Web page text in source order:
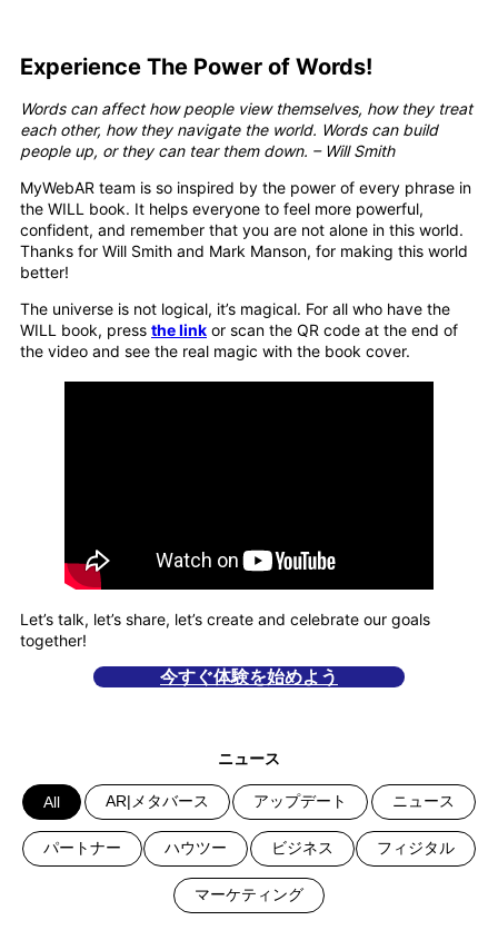
Experience The Power of Words!
Words can affect how people view themselves, how they treat
each other, how they navigate the world. Words can build
people up, or they can tear them down. – Will Smith
MyWebAR team is so inspired by the power of every phrase in
the WILL book. It helps everyone to feel more powerful,
confident, and remember that you are not alone in this world.
Thanks for Will Smith and Mark Manson, for making this world
better!
The universe is not logical, it’s magical. For all who have the
WILL book, press the link or scan the QR code at the end of
the video and see the real magic with the book cover.
Let’s talk, let’s share, let’s create and celebrate our goals
together!
今すぐ体験を始めよう
ニュース
All AR|メタバース アップデート ニュース
パートナー ハウツー ビジネス フィジタル
マーケティング